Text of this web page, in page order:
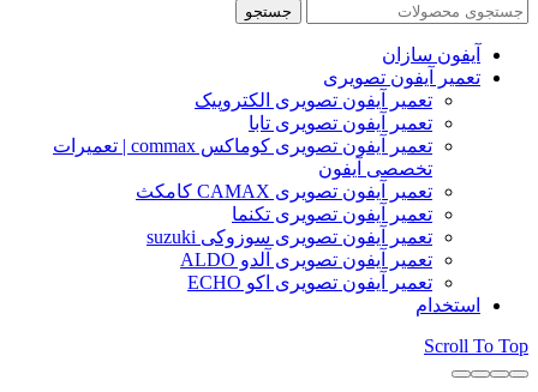
جستجو
آیفون سازان
تعمیر آیفون تصویری
تعمیر آیفون تصویری الکتروپیک
تعمیر آیفون تصویری تابا
تعمیر آیفون تصویری کوماکس commax | تعمیرات
تخصصی آیفون
تعمیر آیفون تصویری CAMAX کامکث
تعمیر آیفون تصویری تکنما
تعمیر آیفون تصویری سوزوکی suzuki
تعمیر آیفون تصویری آلدو ALDO
تعمیر آیفون تصویری اکو ECHO
استخدام
Scroll To Top